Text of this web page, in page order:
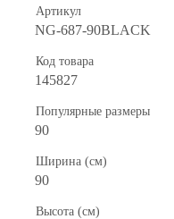
Артикул
NG-687-90BLACK
Код товара
145827
Популярные размеры
90
Ширина (см)
90
Высота (см)